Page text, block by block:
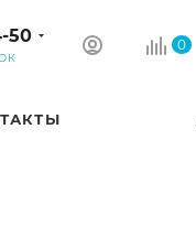
50 0